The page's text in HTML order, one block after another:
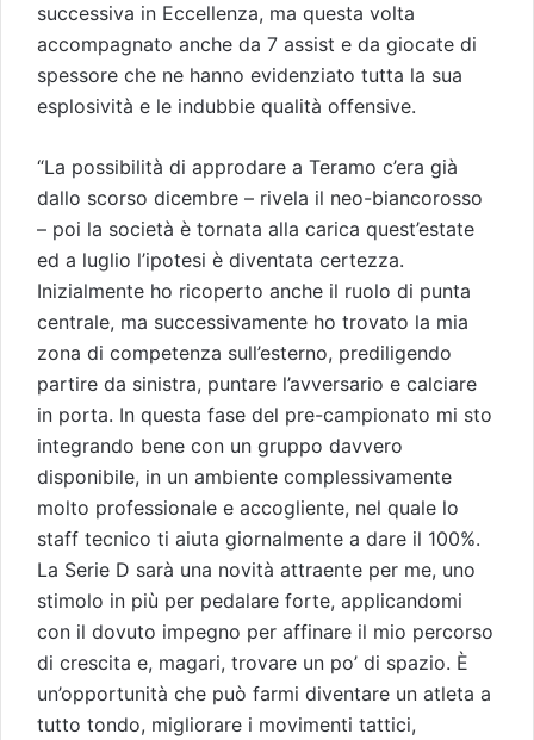
successiva in Eccellenza, ma questa volta
accompagnato anche da 7 assist e da giocate di
spessore che ne hanno evidenziato tutta la sua
esplosività e le indubbie qualità offensive.
“La possibilità di approdare a Teramo c’era già
dallo scorso dicembre – rivela il neo-biancorosso
– poi la società è tornata alla carica quest’estate
ed a luglio l’ipotesi è diventata certezza.
Inizialmente ho ricoperto anche il ruolo di punta
centrale, ma successivamente ho trovato la mia
zona di competenza sull’esterno, prediligendo
partire da sinistra, puntare l’avversario e calciare
in porta. In questa fase del pre-campionato mi sto
integrando bene con un gruppo davvero
disponibile, in un ambiente complessivamente
molto professionale e accogliente, nel quale lo
staff tecnico ti aiuta giornalmente a dare il 100%.
La Serie D sarà una novità attraente per me, uno
stimolo in più per pedalare forte, applicandomi
con il dovuto impegno per affinare il mio percorso
di crescita e, magari, trovare un po’ di spazio. È
un’opportunità che può farmi diventare un atleta a
tutto tondo, migliorare i movimenti tattici,